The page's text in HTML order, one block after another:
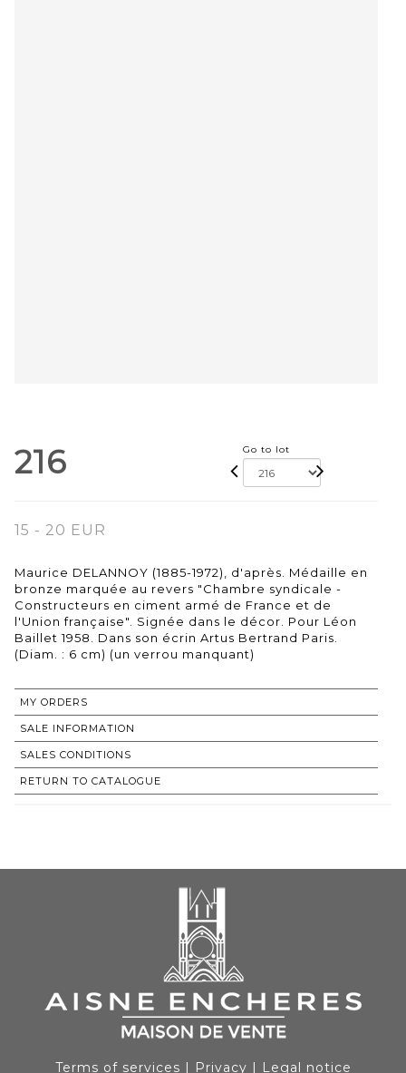
216 Go to lot
15 - 20 EUR
Maurice DELANNOY (1885-1972), d'après. Médaille en
bronze marquée au revers "Chambre syndicale -
Constructeurs en ciment armé de France et de
l'Union française". Signée dans le décor. Pour Léon
Baillet 1958. Dans son écrin Artus Bertrand Paris.
(Diam. : 6 cm) (un verrou manquant)
MY ORDERS
SALE INFORMATION
SALES CONDITIONS
RETURN TO CATALOGUE
Terms of services | Privacy | Legal notice